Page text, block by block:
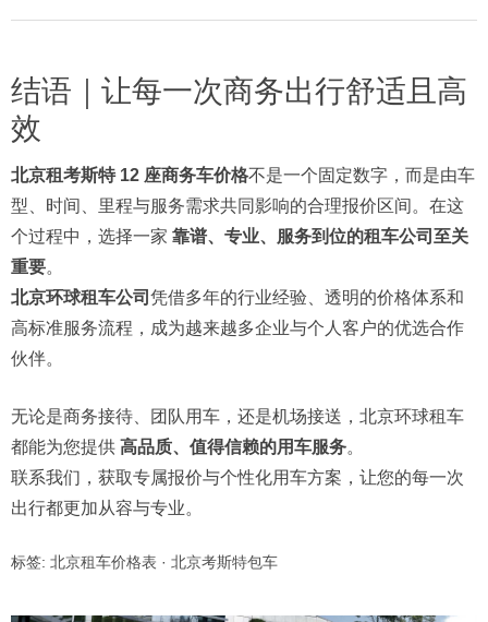
结语｜让每一次商务出行舒适且高
效
北京租考斯特 12 座商务车价格不是一个固定数字，而是由车
型、时间、里程与服务需求共同影响的合理报价区间。在这
个过程中，选择一家 靠谱、专业、服务到位的租车公司至关
重要。
北京环球租车公司 凭借多年的行业经验、透明的价格体系和
高标准服务流程，成为越来越多企业与个人客户的优选合作
伙伴。
无论是商务接待、团队用车，还是机场接送，北京环球租车
都能为您提供 高品质、值得信赖的用车服务。
联系我们，获取专属报价与个性化用车方案，让您的每一次
出行都更加从容与专业。
标签: 北京租车价格表 · 北京考斯特包车